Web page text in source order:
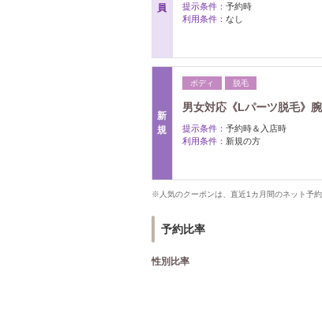
員
提示条件： 予約時
利用条件： なし
新
規
ボディ 脱毛
男女対応《Lパーツ脱毛》
提示条件： 予約時＆入店時
利用条件： 新規の方
※人気のクーポンは、直近1カ月間のネット予
予約比率
性別比率